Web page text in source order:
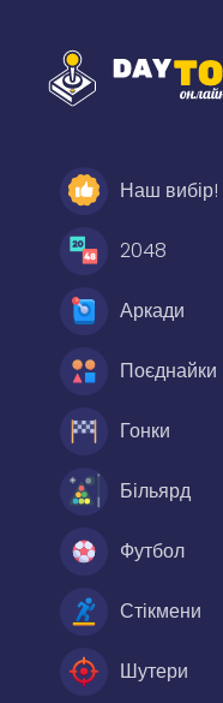
Наш вибір!
2048
Аркади
Поєднайки
Гонки
Більярд
Футбол
Стікмени
Шутери